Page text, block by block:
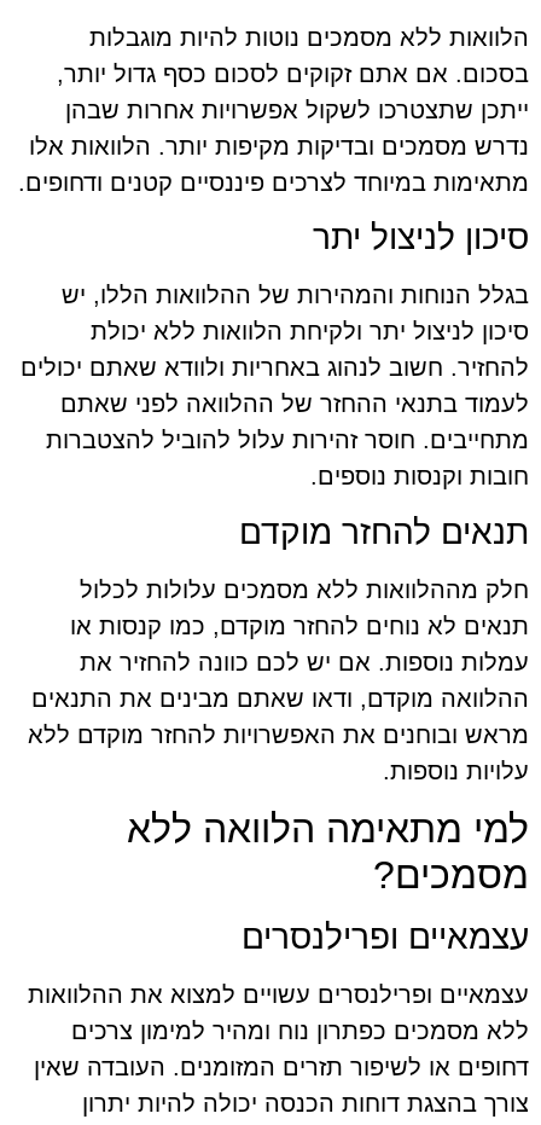
הלוואות ללא מסמכים נוטות להיות מוגבלות
בסכום. אם אתם זקוקים לסכום כסף גדול יותר,
ייתכן שתצטרכו לשקול אפשרויות אחרות שבהן
נדרש מסמכים ובדיקות מקיפות יותר. הלוואות אלו
מתאימות במיוחד לצרכים פיננסיים קטנים ודחופים.
סיכון לניצול יתר
בגלל הנוחות והמהירות של ההלוואות הללו, יש
סיכון לניצול יתר ולקיחת הלוואות ללא יכולת
להחזיר. חשוב לנהוג באחריות ולוודא שאתם יכולים
לעמוד בתנאי ההחזר של ההלוואה לפני שאתם
מתחייבים. חוסר זהירות עלול להוביל להצטברות
חובות וקנסות נוספים.
תנאים להחזר מוקדם
חלק מההלוואות ללא מסמכים עלולות לכלול
תנאים לא נוחים להחזר מוקדם, כמו קנסות או
עמלות נוספות. אם יש לכם כוונה להחזיר את
ההלוואה מוקדם, ודאו שאתם מבינים את התנאים
מראש ובוחנים את האפשרויות להחזר מוקדם ללא
עלויות נוספות.
למי מתאימה הלוואה ללא
מסמכים?
עצמאיים ופרילנסרים
עצמאיים ופרילנסרים עשויים למצוא את ההלוואות
ללא מסמכים כפתרון נוח ומהיר למימון צרכים
דחופים או לשיפור תזרים המזומנים. העובדה שאין
צורך בהצגת דוחות הכנסה יכולה להיות יתרון